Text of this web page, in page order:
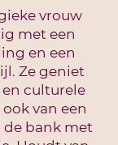
vrouw
met een
en een
Ze geniet
culturele
van een
de bank met